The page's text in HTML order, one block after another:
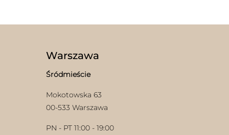
Warszawa
Śródmieście
Mokotowska 63
00-533 Warszawa
PN - PT 11:00 - 19:00